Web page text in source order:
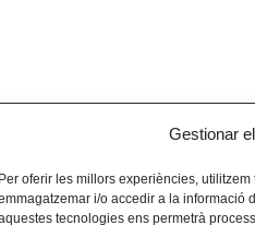
Gestionar
Per oferir les millors experiències,
i/o accedir a la informació
tecnologies ens permetrà
rights reserved.